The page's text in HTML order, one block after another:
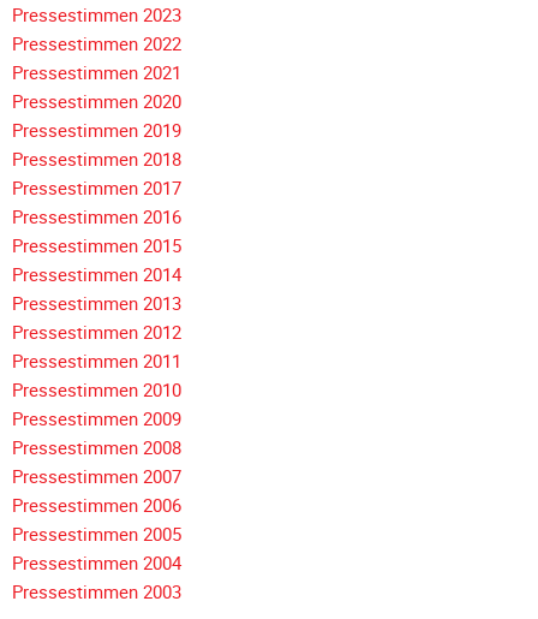
Kurvenleittafel
Galerien
Galerie
2026
Galerie
2025
Galerie
2024
Galerie
2023
Galerie
2022
Galerie
2020
Galerie
2019
Pressestimmen 2023
Pressestimmen 2022
Pressestimmen 2021
Pressestimmen 2020
Pressestimmen 2019
Pressestimmen 2018
Navigation
überspringen
Pressestimmen 2017
Pressestimmen 2016
Pressestimmen 2015
Pressestimmen 2014
Pressestimmen 2013
Pressestimmen 2012
Pressestimmen 2011
Pressestimmen 2010
Pressestimmen 2009
Pressestimmen 2008
Pressestimmen 2007
Pressestimmen 2006
Pressestimmen 2005
Pressestimmen 2004
Pressestimmen 2003